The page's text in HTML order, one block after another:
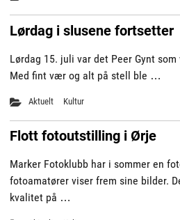
Lørdag i slusene fortsetter
Lørdag 15. juli var det Peer Gynt
Med fint vær og alt på stell ble …
Aktuelt Kultur
Flott fotoutstilling i Ørje
Marker Fotoklubb har i sommer en
fotoamatører viser frem sine bilder.
kvalitet på …